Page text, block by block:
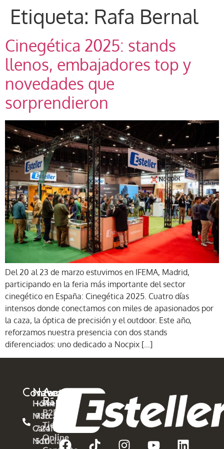
Etiqueta: Rafa Bernal
Cinegética 2025: stands
llenos, embajadores top y
novedades que
sorprendieron
Del 20 al 23 de marzo estuvimos en IFEMA, Madrid,
participando en la feria más importante del sector
cinegético en España: Cinegética 2025. Cuatro días
intensos donde conectamos con miles de apasionados por
la caza, la óptica de precisión y el outdoor. Este año,
reforzamos nuestra presencia con dos stands
diferenciados: uno dedicado a Nocpix […]
Contacto
+34
936
724
510
Navega
Home
Marcas
Catálogos
Noticias
Acceso
Rápido
B2B
Tienda
Online